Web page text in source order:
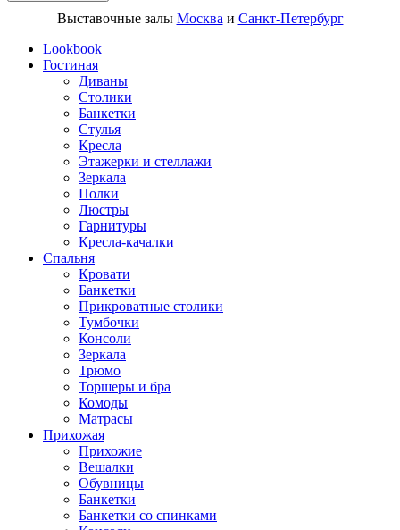
Выставочные залы Москва и Санкт-Петербург
Lookbook
Гостиная
Диваны
Столики
Банкетки
Стулья
Кресла
Этажерки и стеллажи
Зеркала
Полки
Люстры
Гарнитуры
Кресла-качалки
Спальня
Кровати
Банкетки
Прикроватные столики
Тумбочки
Консоли
Зеркала
Трюмо
Торшеры и бра
Комоды
Матрасы
Прихожая
Прихожие
Вешалки
Обувницы
Банкетки
Банкетки со спинками